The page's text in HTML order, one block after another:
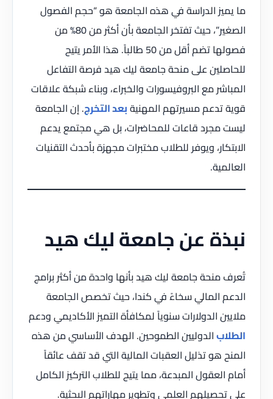
ما يميز الدراسة في هذه الجامعة هو “حجم الفصول
الصغير”، حيث تفتخر الجامعة بأن أكثر من 80% من
فصولها تضم أقل من 50 طالباً. هذا الأمر يتيح
للحاصلين على منحة جامعة ليك هيد فرصة التفاعل
المباشر مع البروفيسورات والخبراء، وبناء شبكة علاقات
قوية تدعم مسيرتهم المهنيةبعد التخرج. إن الجامعة
ليست مجرد قاعات للمحاضرات، بل هي مجتمع يدعم
الابتكار، ويوفر للطلاب مختبرات مجهزة بأحدث التقنيات
العالمية.
نبذة عن جامعة ليك هيد
تُعرف منحة جامعة ليك هيد بأنها واحدة من أكثر برامج
الدعم المالي سخاءً في كندا، حيث تخصص الجامعة
ملايين الدولارات سنوياً لمكافأة التميز الأكاديمي ودعم
الطلابالدوليين الطموحين. الهدف الأساسي من هذه
المنح هو تذليل العقبات المالية التي قد تقف عائقاً
أمام العقول المبدعة، مما يتيح للطلاب التركيز الكامل
على تحصيلهم العلمي وتطوير مهاراتهم البحثية.